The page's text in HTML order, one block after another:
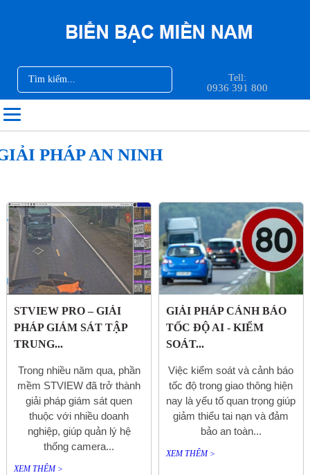
Tell:
0936 391 800
PHÁP AN NINH
STVIEW PRO – GIẢI
PHÁP GIÁM SÁT TẬP
TRUNG...
Trong nhiều năm qua, phần
mềm STVIEW đã trở thành
giải pháp giám sát quen
thuộc với nhiều doanh
nghiệp, giúp quản lý hệ
thống camera...
XEM THÊM >
GIẢI PHÁP CẢNH BÁO
TỐC ĐỘ AI - KIỂM
SOÁT...
Việc kiểm soát và cảnh báo
tốc độ trong giao thông hiện
nay là yếu tố quan trọng giúp
giảm thiểu tai nạn và đảm
bảo an toàn...
XEM THÊM >